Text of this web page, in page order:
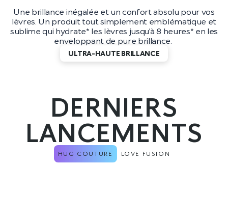
Une brillance inégalée et un confort absolu pour vos
lèvres. Un produit tout simplement emblématique et
sublime qui hydrate* les lèvres jusqu’à 8 heures* en les
enveloppant de pure brillance.
ULTRA-HAUTE BRILLANCE
DERNIERS
LANCEMENTS
HUG COUTURE LOVE FUSION